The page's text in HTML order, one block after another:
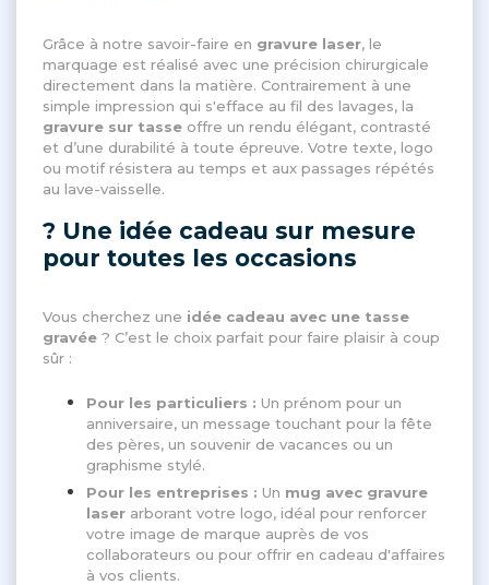
Grâce à notre savoir-faire en gravure laser, le
marquage est réalisé avec une précision chirurgicale
directement dans la matière. Contrairement à une
simple impression qui s'efface au fil des lavages, la
gravure sur tasse offre un rendu élégant, contrasté
et d’une durabilité à toute épreuve. Votre texte, logo
ou motif résistera au temps et aux passages répétés
au lave-vaisselle.
? Une idée cadeau sur mesure
pour toutes les occasions
Vous cherchez une idée cadeau avec une tasse
gravée ? C’est le choix parfait pour faire plaisir à coup
sûr :
Pour les particuliers : Un prénom pour un
anniversaire, un message touchant pour la fête
des pères, un souvenir de vacances ou un
graphisme stylé.
Pour les entreprises : Un mug avec gravure
laser arborant votre logo, idéal pour renforcer
votre image de marque auprès de vos
collaborateurs ou pour offrir en cadeau d'affaires
à vos clients.